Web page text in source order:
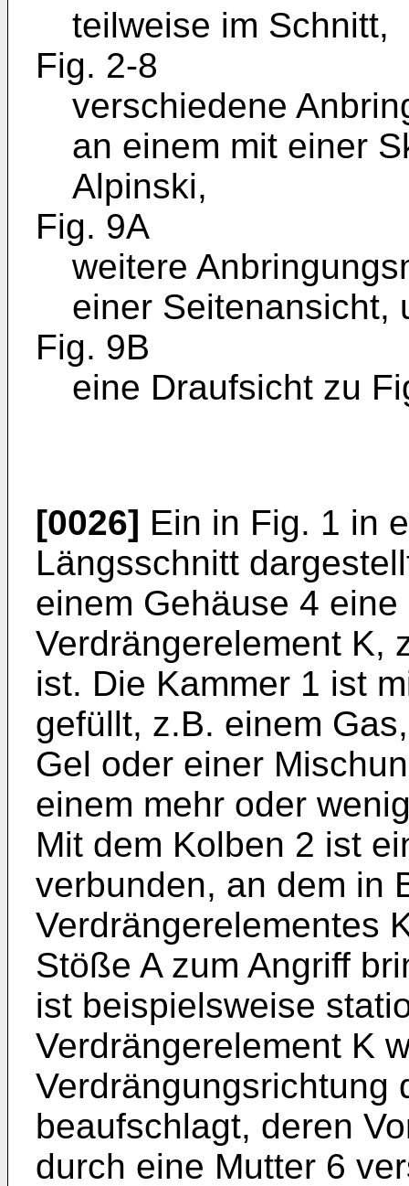
teilweise im Schnitt,
Fig. 2-8
verschiedene
an einem mit einer
Alpinski,
Fig. 9A
weitere
einer Seitenansicht,
Fig. 9B
eine Draufsicht zu
[0026] Ein in Fig. 1 in
Längsschnitt
einem Gehäuse 4
Verdrängerelement K,
ist. Die Kammer 1 ist
gefüllt, z.B. einem
Gel oder einer
einem mehr oder
Mit dem Kolben 2 ist
verbunden, an dem in
Verdrängerelementes
Stöße A zum Angriff
ist beispielsweise
Verdrängerelement K
Verdrängungsrichtung
beaufschlagt, deren
durch eine Mutter 6